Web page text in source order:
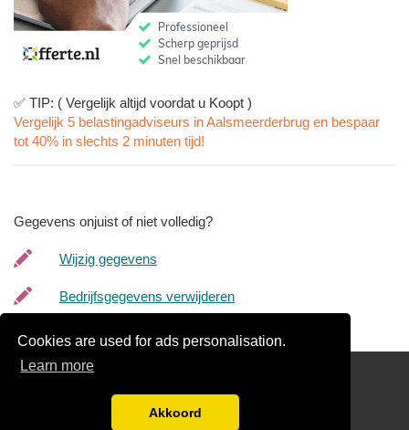
Cookies are used for ads personalisation.
Learn more
Akkoord
✅ TIP: ( Vergelijk altijd voordat u Koopt )
Vergelijk 5 belastingadviseurs in Aalsmeerderbrug en bespaar
tot 40% in slechts 2 minuten tijd!
Gegevens onjuist of niet volledig?
Wijzig gegevens
Bedrijfsgegevens verwijderen
Links